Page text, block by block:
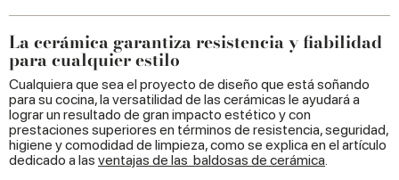
La cerámica garantiza resistencia y fiabilidad
para cualquier estilo
Cualquiera que sea el proyecto de diseño que está soñando
para su cocina, la versatilidad de las cerámicas le ayudará a
lograr un resultado de gran impacto estético y con
prestaciones superiores en términos de resistencia, seguridad,
higiene y comodidad de limpieza, como se explica en el artículo
dedicado a las ventajas de las baldosas de cerámica.